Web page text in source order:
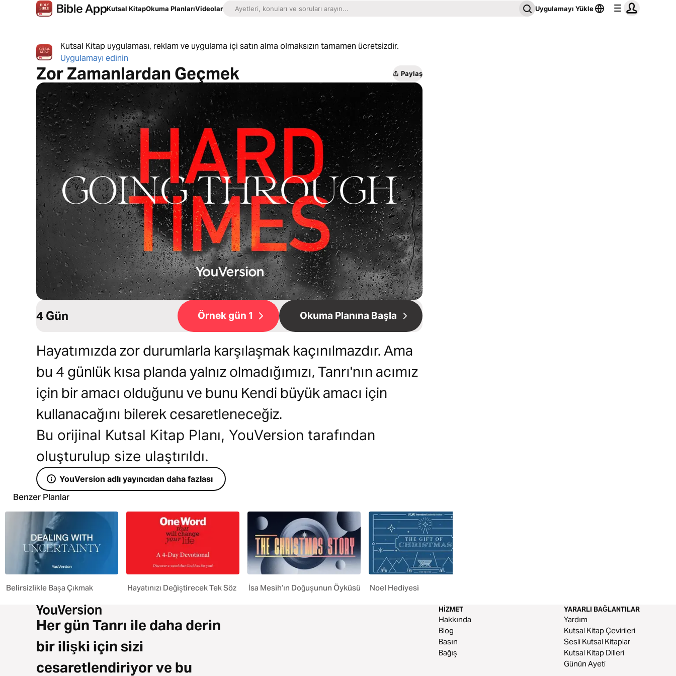
Kutsal KitapOkuma PlanlarıVideolar Uygulamayı Yükle
Kutsal Kitap uygulaması, reklam ve uygulama içi satın alma olmaksızın tamamen ücretsizdir.
Uygulamayı edinin
Zor Zamanlardan Geçmek Paylaş
4 Gün Örnek gün 1 Okuma Planına Başla
Hayatımızda zor durumlarla karşılaşmak kaçınılmazdır. Ama
bu 4 günlük kısa planda yalnız olmadığımızı, Tanrı'nın acımız
için bir amacı olduğunu ve bunu Kendi büyük amacı için
kullanacağını bilerek cesaretleneceğiz.
Bu orijinal Kutsal Kitap Planı, YouVersion tarafından
oluşturulup size ulaştırıldı.
YouVersion adlı yayıncıdan daha fazlası
Benzer Planlar
Belirsizlikle Başa Çıkmak Hayatınızı Değiştirecek Tek Söz İsa Mesih’ın Doğuşunun Öyküsü Noel Hediyesi
Her gün Tanrı ile daha derin
bir ilişki için sizi
cesaretlendiriyor ve bu
HIZMET
Hakkında
Blog
Basın
Bağış
YARARLI BAĞLANTILAR
Yardım
Kutsal Kitap Çevirileri
Sesli Kutsal Kitaplar
Kutsal Kitap Dilleri
Günün Ayeti